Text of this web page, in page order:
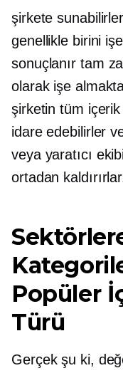
şirkete
genellikle birini
sonuçlanır tam
olarak işe
şirketin tüm içerik
idare edebilirler
veya yaratıcı
ortadan
Popüler
Türü
Gerçek şu ki,